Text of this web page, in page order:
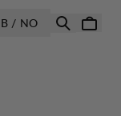
/ NOÅPNE VELG